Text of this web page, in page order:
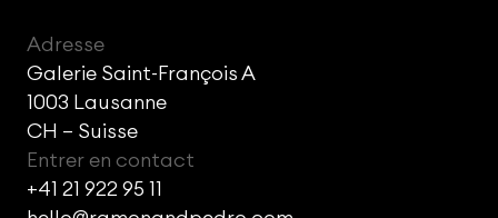
Adresse
Galerie Saint-François A
1003 Lausanne
CH – Suisse
Entrer en contact
+41 21 922 95 11